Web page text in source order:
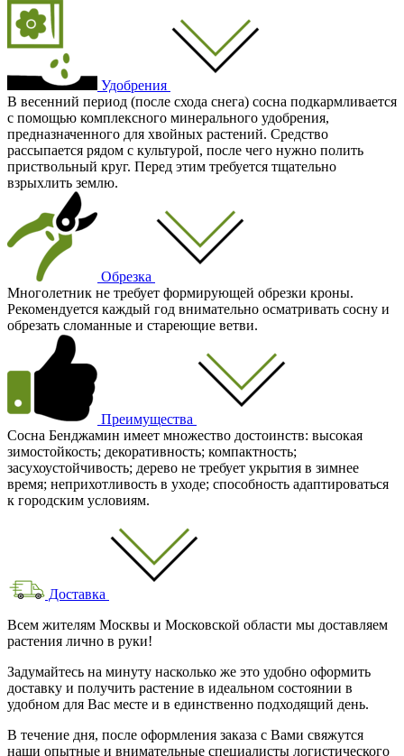
Удобрения
В весенний период (после схода снега) сосна подкармливается
с помощью комплексного минерального удобрения,
предназначенного для хвойных растений. Средство
рассыпается рядом с культурой, после чего нужно полить
приствольный круг. Перед этим требуется тщательно
взрыхлить землю.
Обрезка
Многолетник не требует формирующей обрезки кроны.
Рекомендуется каждый год внимательно осматривать сосну и
обрезать сломанные и стареющие ветви.
Преимущества
Сосна Бенджамин имеет множество достоинств: высокая
зимостойкость; декоративность; компактность;
засухоустойчивость; дерево не требует укрытия в зимнее
время; неприхотливость в уходе; способность адаптироваться
к городским условиям.
Доставка
Всем жителям Москвы и Московской области мы доставляем
растения лично в руки!
Задумайтесь на минуту насколько же это удобно оформить
доставку и получить растение в идеальном состоянии в
удобном для Вас месте и в единственно подходящий день.
В течение дня, после оформления заказа с Вами свяжутся
наши опытные и внимательные специалисты логистического